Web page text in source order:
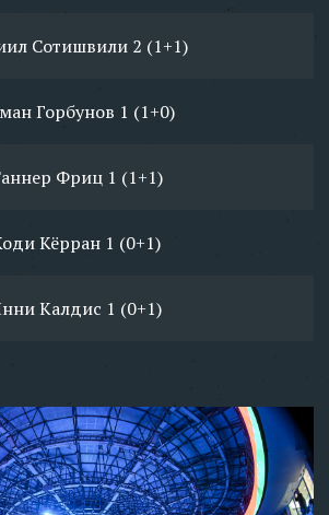
Сотишвили 2 (1+1)
Горбунов 1 (1+0)
Фриц 1 (1+1)
Кёрран 1 (0+1)
Калдис 1 (0+1)